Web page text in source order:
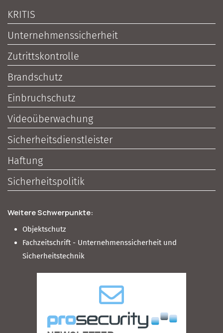
KRITIS
Unternehmenssicherheit
Zutrittskontrolle
Brandschutz
Einbruchschutz
Videoüberwachung
Sicherheitsdienstleister
Haftung
Sicherheitspolitik
Weitere Schwerpunkte:
Objektschutz
Fachzeitschrift - Unternehmenssicherheit und
Sicherheitstechnik